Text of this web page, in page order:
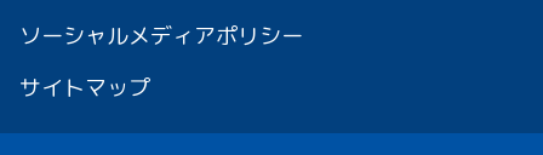
ソーシャルメディアポリシー
サイトマップ